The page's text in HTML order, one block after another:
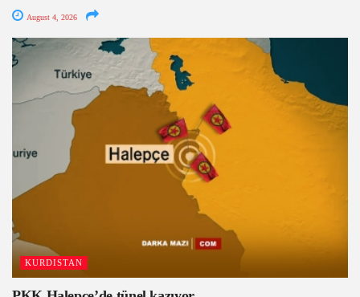
August 4, 2026
KURDISTAN